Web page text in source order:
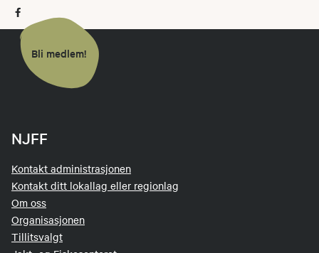
Bli medlem!
NJFF
Kontakt administrasjonen
Kontakt ditt lokallag eller regionlag
Om oss
Organisasjonen
Tillitsvalgt